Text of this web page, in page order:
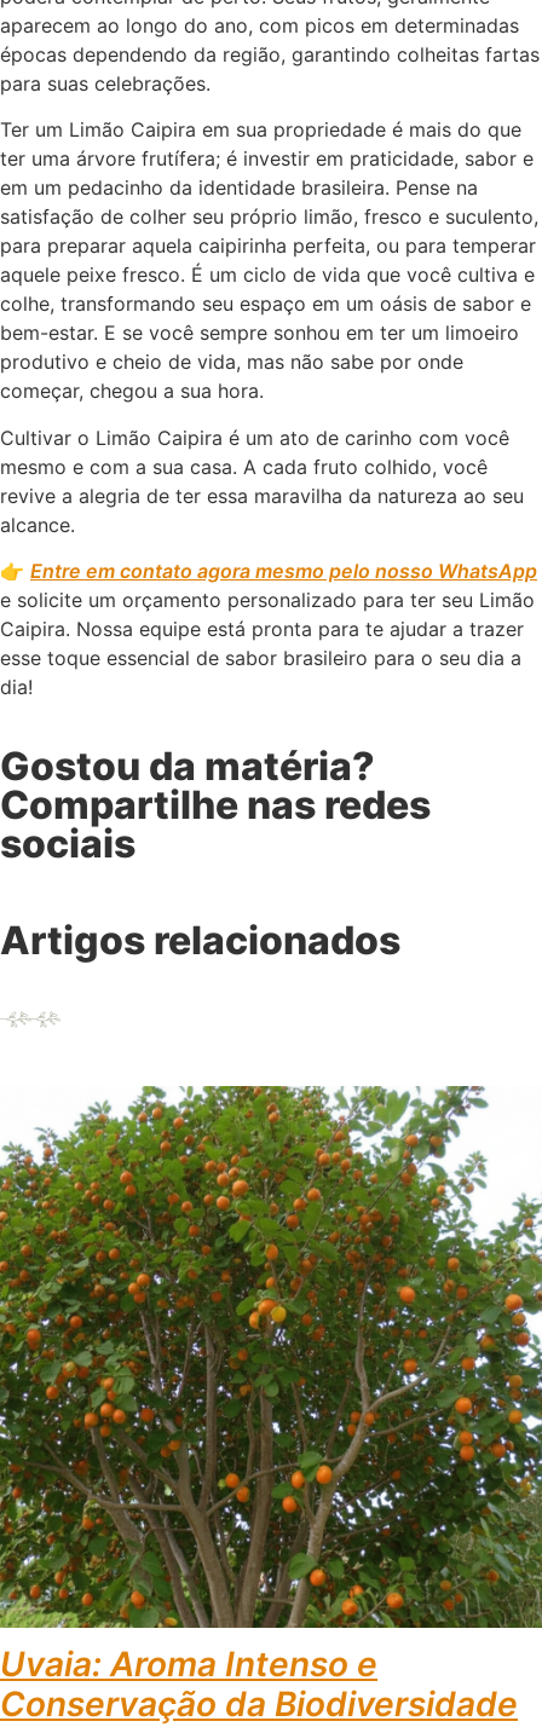
aparecem ao longo do ano, com picos em determinadas
épocas dependendo da região, garantindo colheitas fartas
para suas celebrações.
Ter um Limão Caipira em sua propriedade é mais do que
ter uma árvore frutífera; é investir em praticidade, sabor e
em um pedacinho da identidade brasileira. Pense na
satisfação de colher seu próprio limão, fresco e suculento,
para preparar aquela caipirinha perfeita, ou para temperar
aquele peixe fresco. É um ciclo de vida que você cultiva e
colhe, transformando seu espaço em um oásis de sabor e
bem-estar. E se você sempre sonhou em ter um limoeiro
produtivo e cheio de vida, mas não sabe por onde
começar, chegou a sua hora.
Cultivar o Limão Caipira é um ato de carinho com você
mesmo e com a sua casa. A cada fruto colhido, você
revive a alegria de ter essa maravilha da natureza ao seu
alcance.
👉 Entre em contato agora mesmo pelo nosso WhatsApp
e solicite um orçamento personalizado para ter seu Limão
Caipira. Nossa equipe está pronta para te ajudar a trazer
esse toque essencial de sabor brasileiro para o seu dia a
dia!
Gostou da matéria?
Compartilhe nas redes
sociais
Artigos relacionados
Uvaia: Aroma Intenso e
Conservação da Biodiversidade